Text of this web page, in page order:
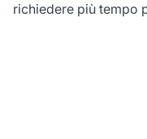
richiedere più tempo